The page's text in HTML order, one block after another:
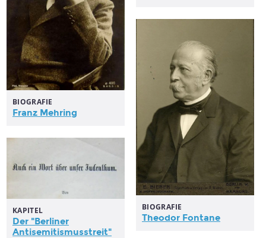
BIOGRAFIE
Franz Mehring
BIOGRAFIE
Theodor Fontane
KAPITEL
Der "Berliner
Antisemitismusstreit"